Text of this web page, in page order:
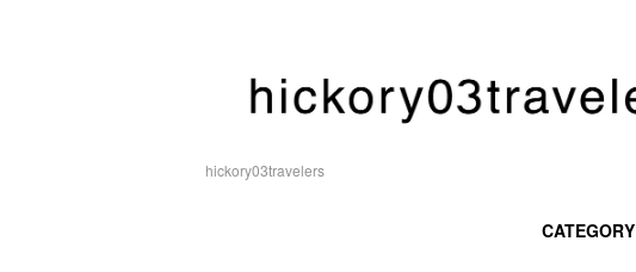
hickory03travelers
CATEGORY